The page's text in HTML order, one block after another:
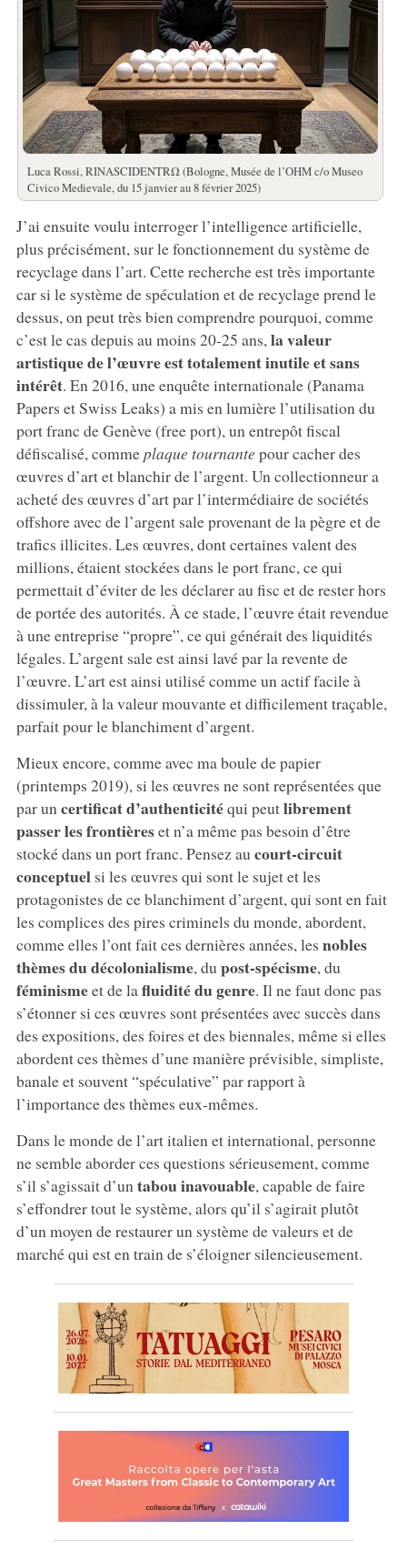
Luca Rossi, RINASCIDENTRΩ (Bologne, Musée de l’OHM c/o Museo
Civico Medievale, du 15 janvier au 8 février 2025)
J’ai ensuite voulu interroger l’intelligence artificielle,
plus précisément, sur le fonctionnement du système de
recyclage dans l’art. Cette recherche est très importante
car si le système de spéculation et de recyclage prend le
dessus, on peut très bien comprendre pourquoi, comme
c’est le cas depuis au moins 20-25 ans, la valeur
artistique de l’œuvre est totalement inutile et sans
intérêt. En 2016, une enquête internationale (Panama
Papers et Swiss Leaks) a mis en lumière l’utilisation du
port franc de Genève (free port), un entrepôt fiscal
défiscalisé, commeplaque tournantepour cacher des
œuvres d’art et blanchir de l’argent. Un collectionneur a
acheté des œuvres d’art par l’intermédiaire de sociétés
offshore avec de l’argent sale provenant de la pègre et de
trafics illicites. Les œuvres, dont certaines valent des
millions, étaient stockées dans le port franc, ce qui
permettait d’éviter de les déclarer au fisc et de rester hors
de portée des autorités. À ce stade, l’œuvre était revendue
à une entreprise “propre”, ce qui générait des liquidités
légales. L’argent sale est ainsi lavé par la revente de
l’œuvre. L’art est ainsi utilisé comme un actif facile à
dissimuler, à la valeur mouvante et difficilement traçable,
parfait pour le blanchiment d’argent.
Mieux encore, comme avec ma boule de papier
(printemps 2019), si les œuvres ne sont représentées que
par un certificat d’authenticitéqui peutlibrement
passer les frontièreset n’a même pas besoin d’être
stocké dans un port franc. Pensez au court-circuit
conceptuel si les œuvres qui sont le sujet et les
protagonistes de ce blanchiment d’argent, qui sont en fait
les complices des pires criminels du monde, abordent,
comme elles l’ont fait ces dernières années, les nobles
thèmes du décolonialisme, du post-spécisme, du
féminismeet de la fluidité du genre. Il ne faut donc pas
s’étonner si ces œuvres sont présentées avec succès dans
des expositions, des foires et des biennales, même si elles
abordent ces thèmes d’une manière prévisible, simpliste,
banale et souvent “spéculative” par rapport à
l’importance des thèmes eux-mêmes.
Dans le monde de l’art italien et international, personne
ne semble aborder ces questions sérieusement, comme
s’il s’agissait d’untabou inavouable, capable de faire
s’effondrer tout le système, alors qu’il s’agirait plutôt
d’un moyen de restaurer un système de valeurs et de
marché qui est en train de s’éloigner silencieusement.